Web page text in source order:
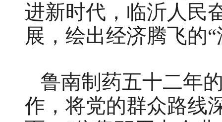
进新时代，临沂人民
展，绘出经济腾飞的
鲁南制药五十二年
作，将党的群众路线